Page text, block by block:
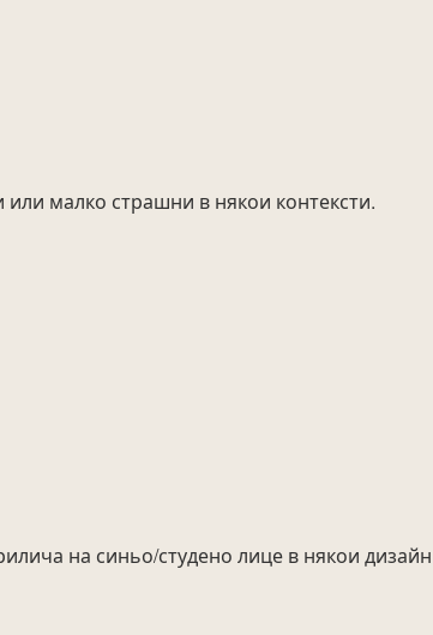
малко страшни в някои контексти.
на синьо/студено лице в някои